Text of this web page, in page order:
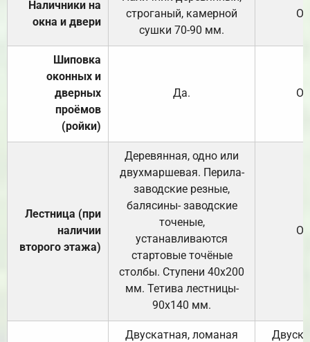
Наличники на
окна и двери
строганый, камерной
сушки 70-90 мм.
Шиповка
оконных и
дверных
проёмов
(ройки)
Да.
Лестница (при
наличии
второго этажа)
Деревянная, одно или
двухмаршевая. Перила-
заводские резные,
балясины- заводские
точеные,
устанавливаются
стартовые точёные
столбы. Ступени 40х200
мм. Тетива лестницы-
90х140 мм.
Двускатная, ломаная